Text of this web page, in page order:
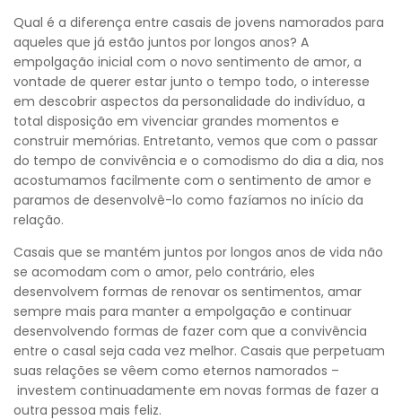
Qual é a diferença entre casais de jovens namorados para
aqueles que já estão juntos por longos anos? A
empolgação inicial com o novo sentimento de amor, a
vontade de querer estar junto o tempo todo, o interesse
em descobrir aspectos da personalidade do indivíduo, a
total disposição em vivenciar grandes momentos e
construir memórias. Entretanto, vemos que com o passar
do tempo de convivência e o comodismo do dia a dia, nos
acostumamos facilmente com o sentimento de amor e
paramos de desenvolvê-lo como fazíamos no início da
relação.
Casais que se mantém juntos por longos anos de vida não
se acomodam com o amor, pelo contrário, eles
desenvolvem formas de renovar os sentimentos, amar
sempre mais para manter a empolgação e continuar
desenvolvendo formas de fazer com que a convivência
entre o casal seja cada vez melhor. Casais que perpetuam
suas relações se vêem como eternos namorados –
investem continuadamente em novas formas de fazer a
outra pessoa mais feliz.